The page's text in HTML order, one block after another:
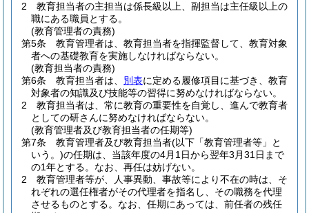
2
教育担当者の主担当は係長級以上、副担当は主任級以上の
職にある職員とする。
(教育管理者の責務)
第5条
教育管理者は、教育担当者を指揮監督して、教育対象
者への基礎教育を実施しなければならない。
(教育担当者の責務)
第6条
教育担当者は、 別表に定める履修項目に基づき、教育
対象者の知識及び技能等の習得に努めなければならない。
2
教育担当者は、常に教育の重要性を自覚し、進んで教育者
としての研さんに努めなければならない。
(教育管理者及び教育担当者の任期等)
第7条
教育管理者及び教育担当者(以下「教育管理者等」と
いう。)の任期は、当該年度の4月1日から翌年3月31日まで
の1年とする。 なお、再任は妨げない。
2
教育管理者等が、人事異動、事故等により不在の時は、そ
れぞれの選任権者がその代理者を指名し、その職務を代理
させるものとする。 なお、任期にあっては、前任者の残任